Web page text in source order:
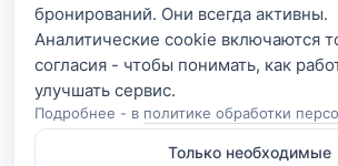
бронирований. Они всегда активны.
Аналитические cookie включаются
согласия - чтобы понимать, как
Подробнее - в политике обработки
Только необходимые